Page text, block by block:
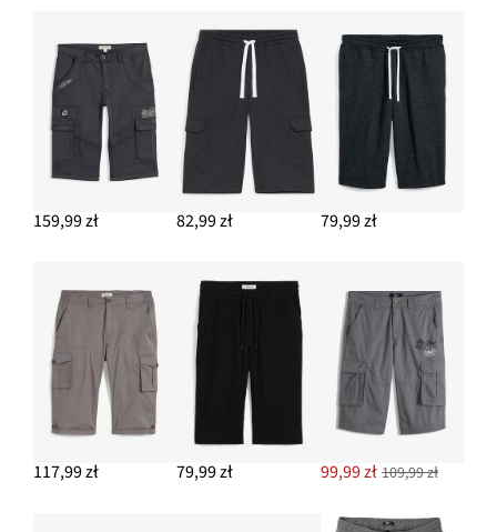
159,99 zł 82,99 zł 79,99 zł
117,99 zł 79,99 zł 99,99 zł 109,99 zł